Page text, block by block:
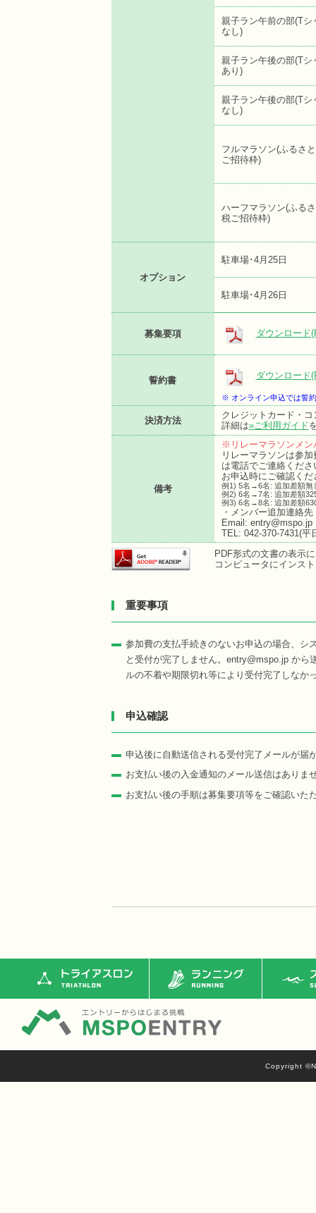
親子ラン午前の部(Tシ
なし)
親子ラン午後の部(Tシ
あり)
親子ラン午後の部(Tシ
なし)
フルマラソン(ふるさ
ご招待枠)
ハーフマラソン(ふる
税ご招待枠)
オプション
駐車場･4月25日
駐車場･4月26日
募集要項 ダウンロード
誓約書 ダウンロード
※ オンライン申込では誓
決済方法
クレジットカード・
詳細は»ご利用ガイド
備考
※リレーマラソンメン
リレーマラソンは参
は電話でご連絡くだ
お申込時にご確認くだ
例1) 5名→6名: 追加差額無
例2) 6名→7名: 追加差額
例3) 6名→8名: 追加差額
・メンバー追加連絡先
Email: entry@mspo.jp
TEL: 042-370-7431(平
PDF形式の文書の表示
コンピュータにインス
重要事項
参加費の支払手続きのないお申込の場合、シ
と受付が完了しません。entry@mspo.jp か
ルの不着や期限切れ等により受付完了しなか
申込確認
申込後に自動送信される受付完了メールが届
お支払い後の入金通知のメール送信はありま
お支払い後の手順は募集要項等をご確認いた
トライアスロン ランニング ス
Copyright